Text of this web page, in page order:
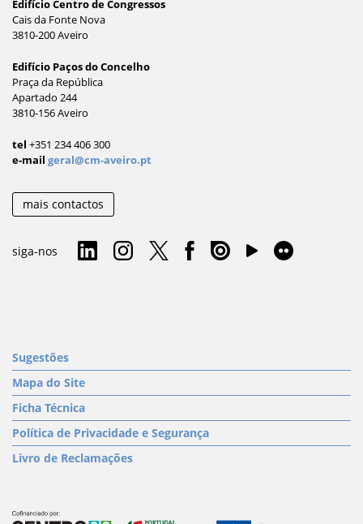
Edifício Centro de Congressos
Cais da Fonte Nova
3810-200 Aveiro
Edifício Paços do Concelho
Praça da República
Apartado 244
3810-156 Aveiro
tel +351 234 406 300
e-mail geral@cm-aveiro.pt
mais contactos
siga-nos
Sugestões
Mapa do Site
Ficha Técnica
Política de Privacidade e Segurança
Livro de Reclamações